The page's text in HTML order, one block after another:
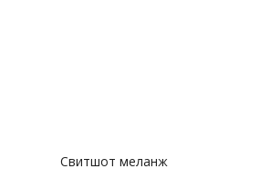
Свитшот меланж